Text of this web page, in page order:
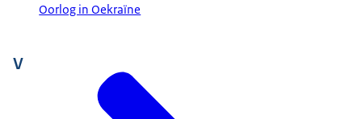
Oorlog in Oekraïne
V